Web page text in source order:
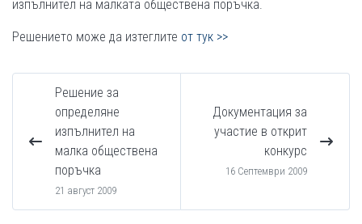
изпълнител на малката обществена поръчка.
Решението може да изтеглите от тук >>
Решение за
определяне
изпълнител на
малка обществена
поръчка
21 август 2009
Документация за
участие в открит
конкурс
16 Септември 2009